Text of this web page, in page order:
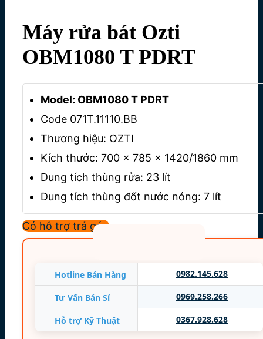
Máy rửa bát Ozti
OBM1080 T PDRT
Model: OBM1080 T PDRT
Code 071T.11110.BB
Thương hiệu: OZTI
Kích thước: 700 x 785 x 1420/1860 mm
Dung tích thùng rửa: 23 lít
Dung tích thùng đốt nước nóng: 7 lít
Công suất rửa: 1152 chiếc/giờ
Chương trình rửa: 72/36/27/24/18
Áp lực nước/nhiệt độ: 2-4 Bar (50oC)
Nhiệt độ rửa: 55oC ~ 60oC
Nhiệt độ tráng: 80oC ~ 85oC
Trọng lượng: 120 kg
Có hỗ trợ trả góp
Hotline Bán Hàng 0982.145.628
Tư Vấn Bán Sỉ 0969.258.266
Hỗ trợ Kỹ Thuật 0367.928.628